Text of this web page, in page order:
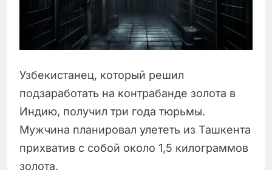
Узбекистанец, который решил
подзаработать на контрабанде золота в
Индию, получил три года тюрьмы.
Мужчина планировал улететь из Ташкента
прихватив с собой около 1,5 килограммов
золота.